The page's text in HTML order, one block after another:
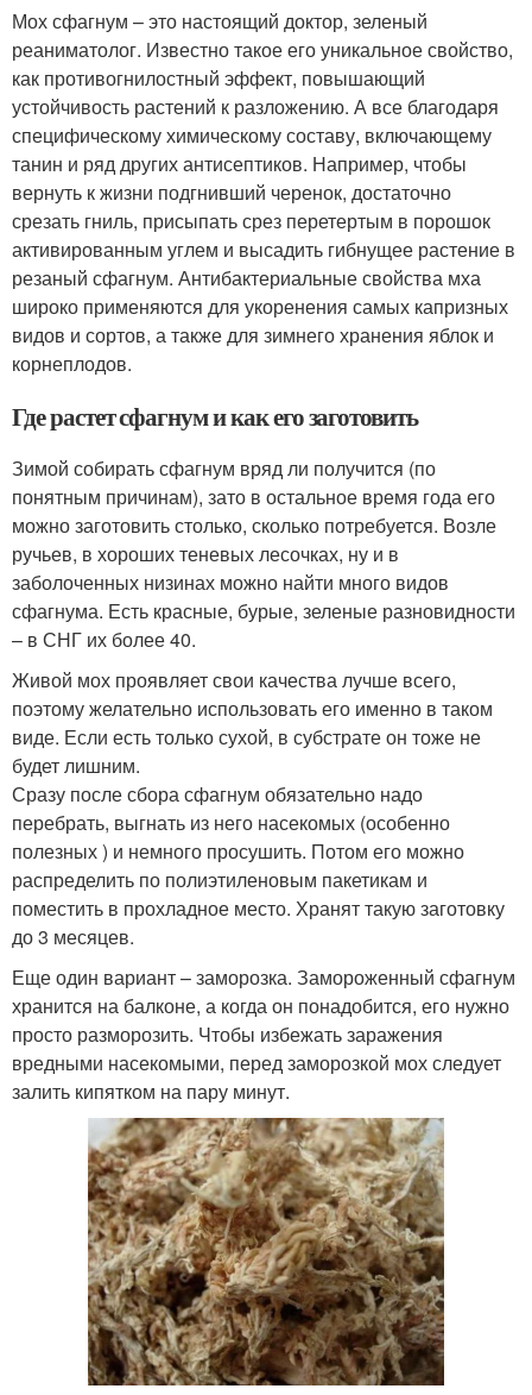
Мох сфагнум – это настоящий доктор, зеленый
реаниматолог. Известно такое его уникальное свойство,
как противогнилостный эффект, повышающий
устойчивость растений к разложению. А все благодаря
специфическому химическому составу, включающему
танин и ряд других антисептиков. Например, чтобы
вернуть к жизни подгнивший черенок, достаточно
срезать гниль, присыпать срез перетертым в порошок
активированным углем и высадить гибнущее растение в
резаный сфагнум. Антибактериальные свойства мха
широко применяются для укоренения самых капризных
видов и сортов, а также для зимнего хранения яблок и
корнеплодов.
Где растет сфагнум и как его заготовить
Зимой собирать сфагнум вряд ли получится (по
понятным причинам), зато в остальное время года его
можно заготовить столько, сколько потребуется. Возле
ручьев, в хороших теневых лесочках, ну и в
заболоченных низинах можно найти много видов
сфагнума. Есть красные, бурые, зеленые разновидности
– в СНГ их более 40.
Живой мох проявляет свои качества лучше всего,
поэтому желательно использовать его именно в таком
виде. Если есть только сухой, в субстрате он тоже не
будет лишним.
Сразу после сбора сфагнум обязательно надо
перебрать, выгнать из него насекомых (особенно
полезных ) и немного просушить. Потом его можно
распределить по полиэтиленовым пакетикам и
поместить в прохладное место. Хранят такую заготовку
до 3 месяцев.
Еще один вариант – заморозка. Замороженный сфагнум
хранится на балконе, а когда он понадобится, его нужно
просто разморозить. Чтобы избежать заражения
вредными насекомыми, перед заморозкой мох следует
залить кипятком на пару минут.